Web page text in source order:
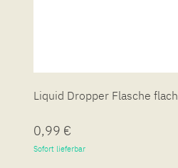
Liquid Dropper Flasche flach
0,99 €
Sofort lieferbar